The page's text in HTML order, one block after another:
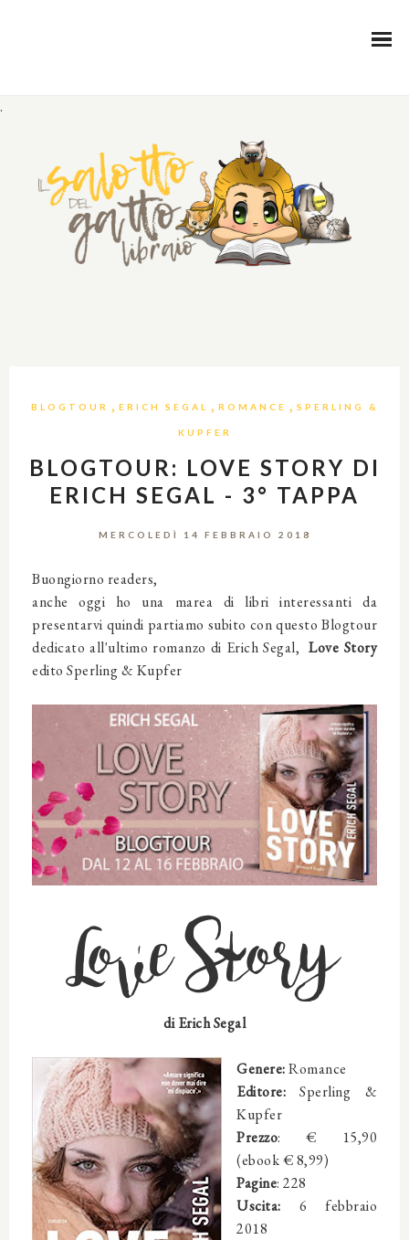
.
BLOGTOUR , ERICH SEGAL , ROMANCE , SPERLING &
KUPFER
BLOGTOUR: LOVE STORY DI
ERICH SEGAL - 3° TAPPA
MERCOLEDÌ 14 FEBBRAIO 2018
Buongiorno readers,
anche oggi ho una marea di libri interessanti da
presentarvi quindi partiamo subito con questo Blogtour
dedicato all'ultimo romanzo di Erich Segal,Love Story
edito Sperling & Kupfer
Love Story
di Erich Segal
Genere:Romance
Editore: Sperling &
Kupfer
Prezzo: € 15,90
(ebook € 8,99)
Pagine: 228
Uscita: 6 febbraio
2018